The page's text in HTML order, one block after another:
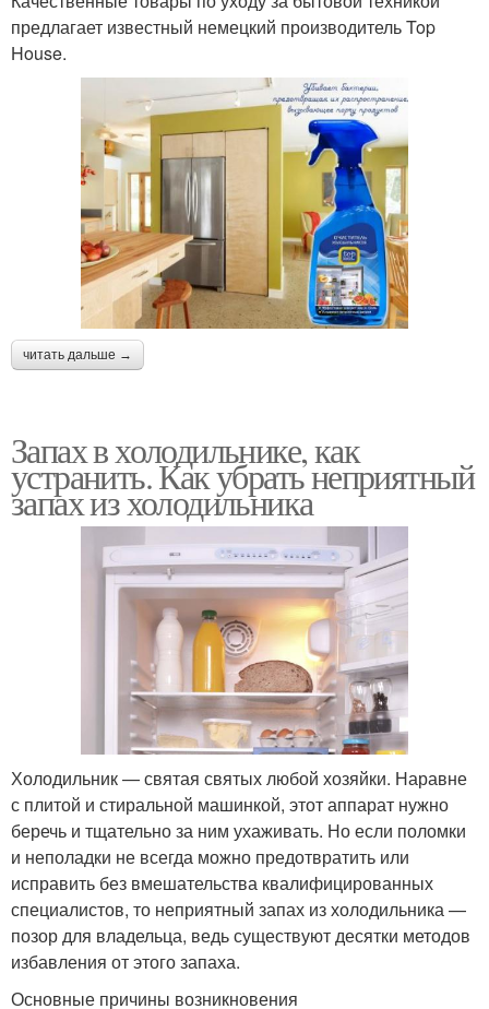
предлагает известный немецкий производитель Top
House.
читать дальше →
Запах в холодильнике, как
устранить. Как убрать неприятный
запах из холодильника
Холодильник — святая святых любой хозяйки. Наравне
с плитой и стиральной машинкой, этот аппарат нужно
беречь и тщательно за ним ухаживать. Но если поломки
и неполадки не всегда можно предотвратить или
исправить без вмешательства квалифицированных
специалистов, то неприятный запах из холодильника —
позор для владельца, ведь существуют десятки методов
избавления от этого запаха.
Основные причины возникновения